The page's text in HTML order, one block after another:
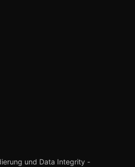
und Data Integrity -